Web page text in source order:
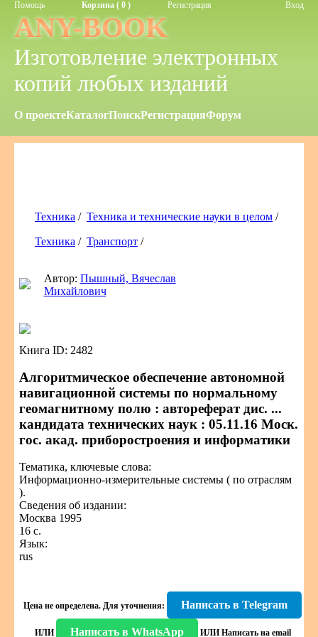
Помощь Корзина ( 0 ) Регистрация Вход
ANY-BOOK
Изготовление электронных
копий любых изданий
О проектеКаталогПоискРегистрацияФорум
Техника / Техника и технические науки в целом /
Техника / Транспорт /
Автор: Пышный, Вячеслав
Михайлович
Книга ID: 2482
Алгоритмическое обеспечение автономной
навигационной системы по нормальному
геомагнитному полю : автореферат дис. ...
кандидата технических наук : 05.11.16 Моск.
гос. акад. приборостроения и информатики
Тематика, ключевые слова:
Информационно-измерительные системы ( по отраслям
).
Сведения об издании:
Москва 1995
16 с.
Язык:
rus
Цена не определена. Для уточнения: Написать в Telegram
ИЛИ Написать в WhatsApp ИЛИ Написать на email